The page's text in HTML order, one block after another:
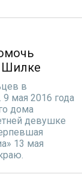
Шилке
в
мая 2016 года
дома
девушке
13 мая